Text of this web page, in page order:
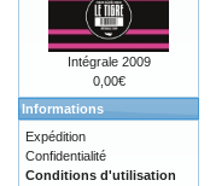
Intégrale 2009
0,00€
Informations
Expédition
Confidentialité
Conditions d'utilisation